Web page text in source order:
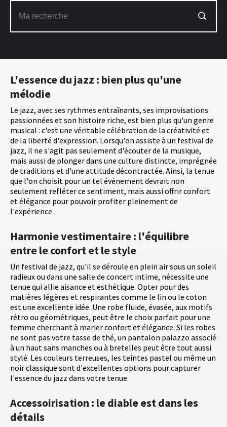
L'essence du jazz : bien plus qu'une
mélodie
Le jazz, avec ses rythmes entraînants, ses improvisations
passionnées et son histoire riche, est bien plus qu'un genre
musical : c'est une véritable célébration de la créativité et
de la liberté d'expression. Lorsqu'on assiste à un festival de
jazz, il ne s'agit pas seulement d'écouter de la musique,
mais aussi de plonger dans une culture distincte, imprégnée
de traditions et d'une attitude décontractée. Ainsi, la tenue
que l'on choisit pour un tel événement devrait non
seulement refléter ce sentiment, mais aussi offrir confort
et élégance pour pouvoir profiter pleinement de
l'expérience.
Harmonie vestimentaire : l'équilibre
entre le confort et le style
Un festival de jazz, qu'il se déroule en plein air sous un soleil
radieux ou dans une salle de concert intime, nécessite une
tenue qui allie aisance et esthétique. Opter pour des
matières légères et respirantes comme le lin ou le coton
est une excellente idée. Une robe fluide, évasée, aux motifs
rétro ou géométriques, peut être le choix parfait pour une
femme cherchant à marier confort et élégance. Si les robes
ne sont pas votre tasse de thé, un pantalon palazzo associé
à un haut sans manches ou à bretelles peut être tout aussi
stylé. Les couleurs terreuses, les teintes pastel ou même un
noir classique sont d'excellentes options pour capturer
l'essence du jazz dans votre tenue.
Accessoirisation : le diable est dans les
détails